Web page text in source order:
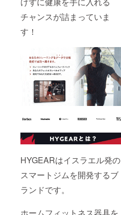
チャンスが詰まっていま
す！
HYGEARはイスラエル発の
スマートジムを開発するブ
ランドです。